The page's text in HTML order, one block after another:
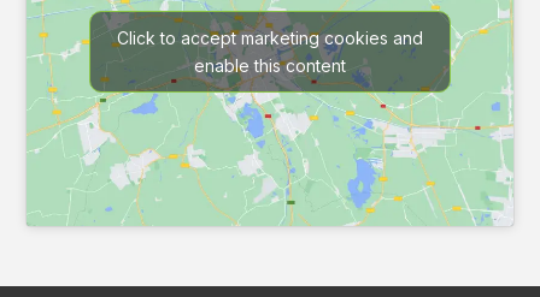
Click to accept marketing cookies and
enable this content